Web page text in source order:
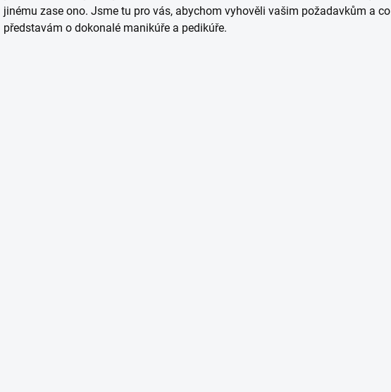
jinému zase ono. Jsme tu pro vás, abychom vyhověli vašim požadavkům a
představám o dokonalé manikúře a pedikúře.